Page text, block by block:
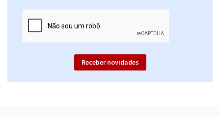
Receber novidades